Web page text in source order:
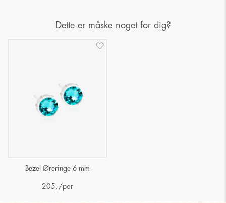
Dette er måske noget for dig?
Bezel Øreringe 6 mm
205 ,-/par